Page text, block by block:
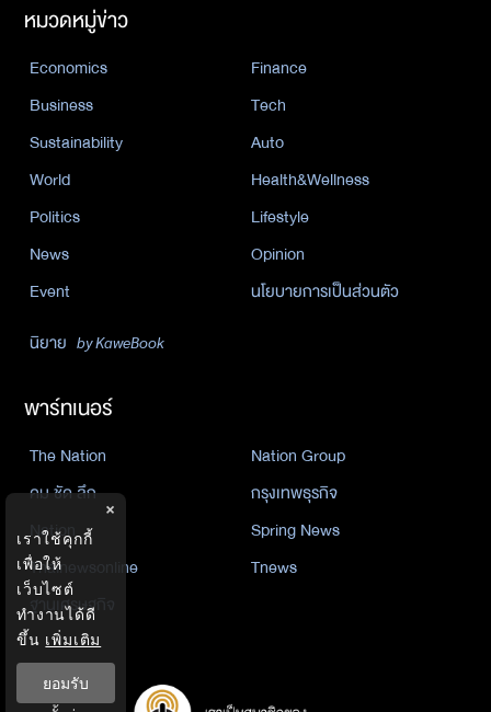
หมวดหมู่ข่าว
Economics
Finance
Business
Tech
Sustainability
Auto
World
Health&Wellness
Politics
Lifestyle
News
Opinion
Event
นโยบายการเป็นส่วนตัว
นิยาย by KaweBook
พาร์ทเนอร์
The Nation
Nation Group
คม ชัด ลึก
กรุงเทพธุรกิจ
Nation
Spring News
Thainewsonline
Tnews
ฐานเศรษฐกิจ
×
เราใช้คุกกี้
เพื่อให้
เว็บไซต์
ทำงานได้ดี
ขึ้น เพิ่มเติม
ยอมรับ